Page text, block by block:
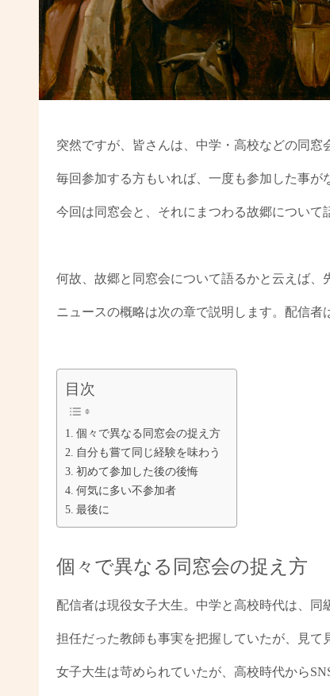
突然ですが、皆さんは、中学・高校などの同窓
毎回参加する方もいれば、一度も参加した事が
今回は同窓会と、それにまつわる故郷について
何故、故郷と同窓会について語るかと云えば、
ニュースの概略は次の章で説明します。配信者
目次
個々で異なる同窓会の捉え方
自分も嘗て同じ経験を味わう
初めて参加した後の後悔
何気に多い不参加者
最後に
個々で異なる同窓会の捉え方
配信者は現役女子大生。中学と高校時代は、同
担任だった教師も事実を把握していたが、見て
女子大生は苛められていたが、高校時代から